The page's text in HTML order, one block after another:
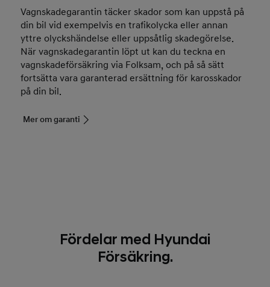
Vagnskadegarantin täcker skador som kan uppstå på
din bil vid exempelvis en trafikolycka eller annan
yttre olyckshändelse eller uppsåtlig skadegörelse.
När vagnskadegarantin löpt ut kan du teckna en
vagnskadeförsäkring via Folksam, och på så sätt
fortsätta vara garanterad ersättning för karosskador
på din bil.
Mer om garanti
Fördelar med Hyundai
Försäkring.